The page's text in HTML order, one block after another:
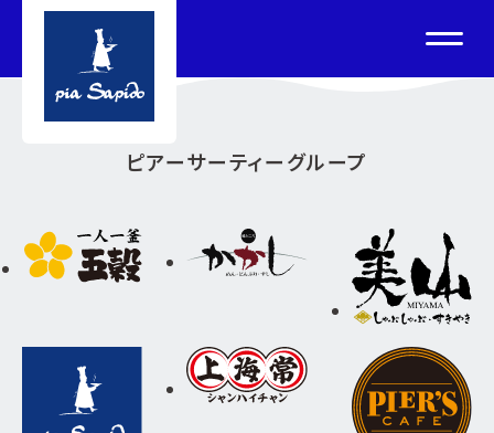
ピアーサーティーグループ